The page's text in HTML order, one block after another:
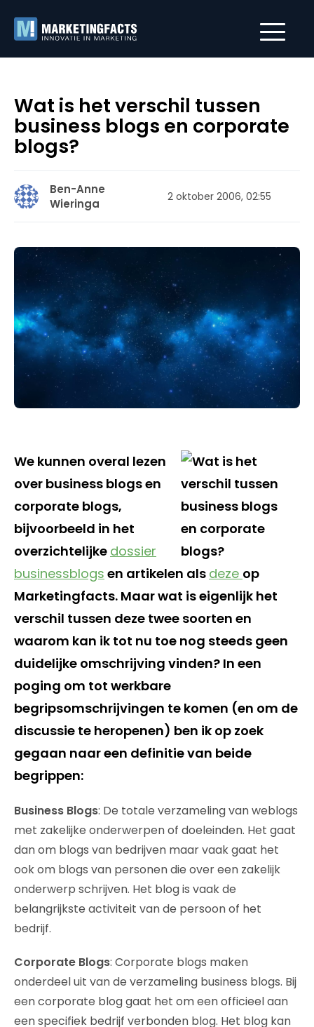
Wat is het verschil tussen
business blogs en corporate
blogs?
Ben-Anne
Wieringa
2 oktober 2006, 02:55
We kunnen overal lezen
over business blogs en
corporate blogs,
bijvoorbeeld in het
overzichtelijke dossier
businessblogs en artikelen als deze op
Marketingfacts. Maar wat is eigenlijk het
verschil tussen deze twee soorten en
waarom kan ik tot nu toe nog steeds geen
duidelijke omschrijving vinden? In een
poging om tot werkbare
begripsomschrijvingen te komen (en om de
discussie te heropenen) ben ik op zoek
gegaan naar een definitie van beide
begrippen:
Business Blogs: De totale verzameling van weblogs
met zakelijke onderwerpen of doeleinden. Het gaat
dan om blogs van bedrijven maar vaak gaat het
ook om blogs van personen die over een zakelijk
onderwerp schrijven. Het blog is vaak de
belangrijkste activiteit van de persoon of het
bedrijf.
Corporate Blogs: Corporate blogs maken
onderdeel uit van de verzameling business blogs. Bij
een corporate blog gaat het om een officieel aan
een specifiek bedrijf verbonden blog. Het blog kan